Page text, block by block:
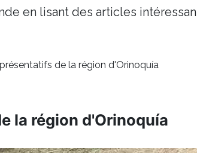
en lisant des articles
de la région d'Orinoquía
la région d'Orinoquía